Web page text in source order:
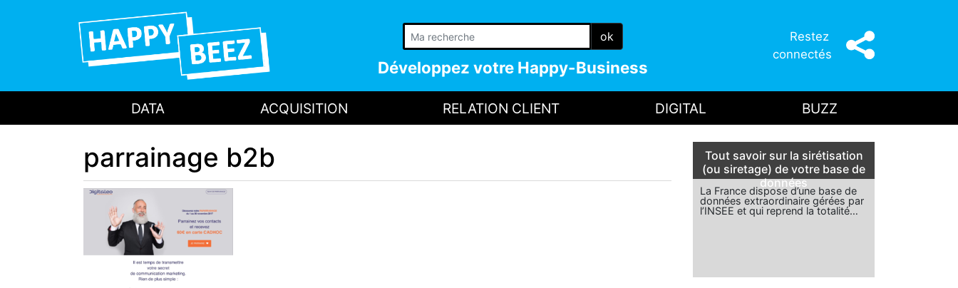
ok
Développez votre Happy-Business
Restez
connectés
DATA ACQUISITION RELATION CLIENT DIGITAL BUZZ
parrainage b2b
Tout savoir sur la sirétisation
(ou siretage) de votre base de
données
La France dispose d’une base de
données extraordinaire gérées par
l’INSEE et qui reprend la totalité…